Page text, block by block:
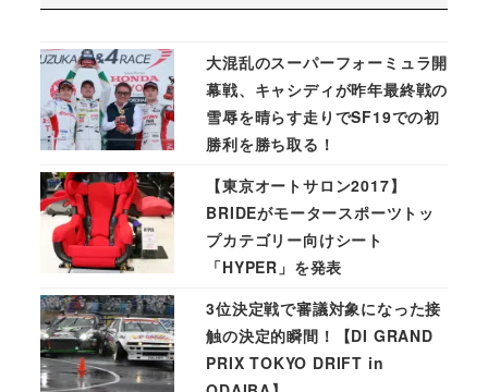
大混乱のスーパーフォーミュラ開
幕戦、キャシディが昨年最終戦の
雪辱を晴らす走りでSF19での初
勝利を勝ち取る！
【東京オートサロン2017】
BRIDEがモータースポーツトッ
プカテゴリー向けシート
「HYPER」を発表
3位決定戦で審議対象になった接
触の決定的瞬間！【DI GRAND
PRIX TOKYO DRIFT in